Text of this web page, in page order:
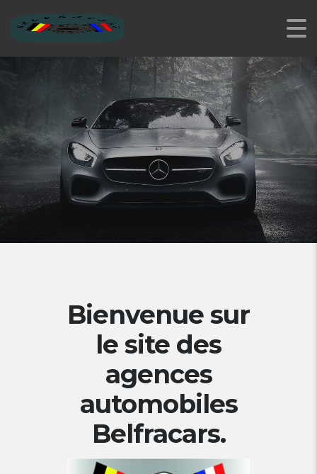
Nos véhicules
Bienvenue sur
le site des
agences
automobiles
Belfracars.